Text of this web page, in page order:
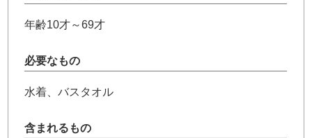
年齢10才～69才
必要なもの
水着、バスタオル
含まれるもの